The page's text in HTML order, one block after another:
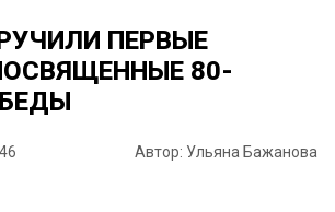
ПЕРВЫЕ
80-
Автор: Ульяна Бажанова